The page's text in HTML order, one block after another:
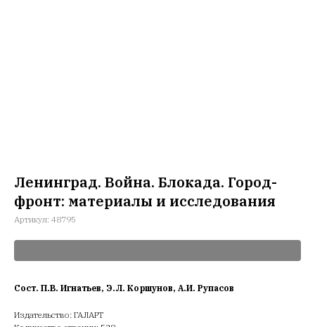
Ленинград. Война. Блокада. Город-
фронт: материалы и исследования
Артикул: 48795
Сост. П.В. Игнатьев, Э.Л. Коршунов, А.И. Рупасов
Издательство: ГАЛАРТ